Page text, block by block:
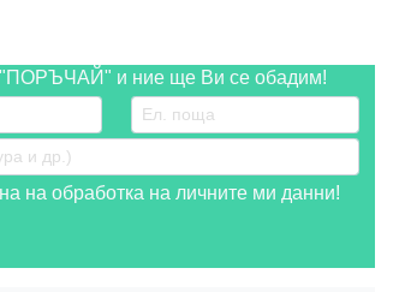
"ПОРЪЧАЙ" и ние ще Ви се обадим!
на обработка на личните ми данни!